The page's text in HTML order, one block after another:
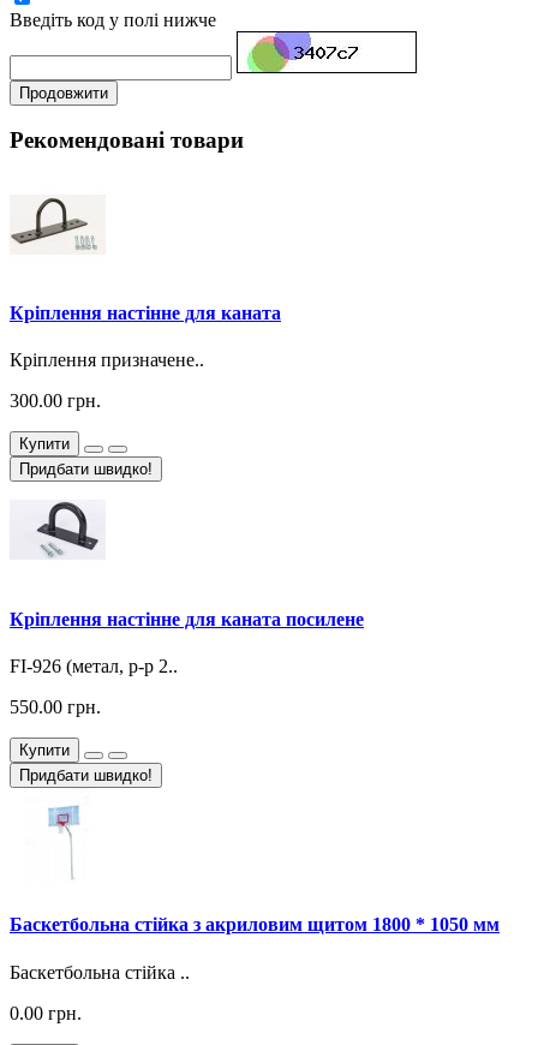
Введіть код у полі нижче
Продовжити
Рекомендовані товари
Кріплення настінне для каната
Кріплення призначене..
300.00 грн.
Купити
Придбати швидко!
Кріплення настінне для каната посилене
FI-926 (метал, р-р 2..
550.00 грн.
Купити
Придбати швидко!
Баскетбольна стійка з акриловим щитом 1800 * 1050 мм
Баскетбольна стійка ..
0.00 грн.